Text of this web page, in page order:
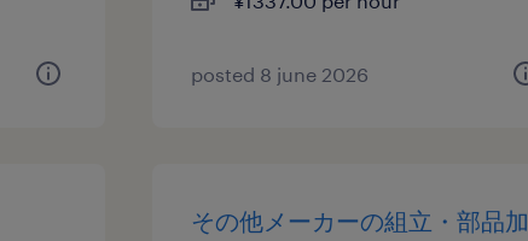
posted 8 june 2026
その他メーカーの組立・部品加